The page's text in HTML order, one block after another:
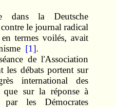
dans la Deutsche
le journal radical
termes voilés, avait
[1].
de l'Association
les débats portent sur
international des
que sur la réponse à
les Démocrates